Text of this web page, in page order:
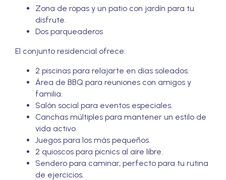
Zona de ropas y un patio con jardín para tu
disfrute.
Dos parqueaderos
El conjunto residencial ofrece:
2 piscinas para relajarte en días soleados.
Área de BBQ para reuniones con amigos y
familia.
Salón social para eventos especiales.
Canchas múltiples para mantener un estilo de
vida activo.
Juegos para los más pequeños.
2 quioscos para picnics al aire libre.
Sendero para caminar, perfecto para tu rutina
de ejercicios.